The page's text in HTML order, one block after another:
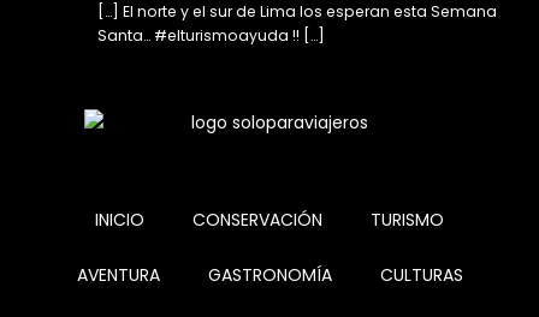
[…] El norte y el sur de Lima los esperan esta Semana
Santa… #elturismoayuda !! […]
INICIO CONSERVACIÓN TURISMO
AVENTURA GASTRONOMÍA CULTURAS